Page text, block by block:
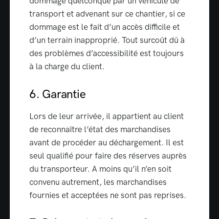
transport et advenant sur ce chantier, si ce
dommage est le fait d’un accès difficile et
d’un terrain inapproprié. Tout surcoût dû à
des problèmes d’accessibilité est toujours
à la charge du client.
6. Garantie
Lors de leur arrivée, il appartient au client
de reconnaître l’état des marchandises
avant de procéder au déchargement. Il est
seul qualifié pour faire des réserves auprès
du transporteur. A moins qu’il n’en soit
convenu autrement, les marchandises
fournies et acceptées ne sont pas reprises.